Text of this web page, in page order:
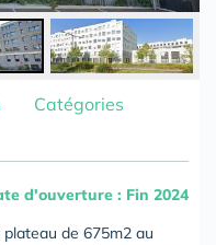
Catégories
d'ouverture : Fin 2024
de 675m2 au